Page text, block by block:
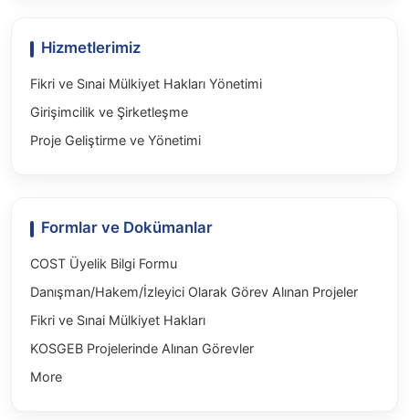
Hizmetlerimiz
Fikri ve Sınai Mülkiyet Hakları Yönetimi
Girişimcilik ve Şirketleşme
Proje Geliştirme ve Yönetimi
Formlar ve Dokümanlar
COST Üyelik Bilgi Formu
Danışman/Hakem/İzleyici Olarak Görev Alınan Projeler
Fikri ve Sınai Mülkiyet Hakları
KOSGEB Projelerinde Alınan Görevler
More